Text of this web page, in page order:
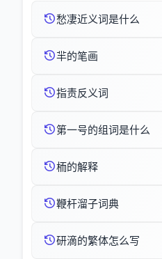
愁凄近义词是什么
羋的笔画
指责反义词
第一号的组词是什么
栭的解释
鞭杆溜子词典
研滴的繁体怎么写